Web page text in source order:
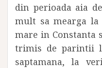
din perioada aia
mult sa mearga la
mare in Constanta
trimis de parintii
saptamana, la